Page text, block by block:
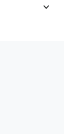
keyboard_arrow_down